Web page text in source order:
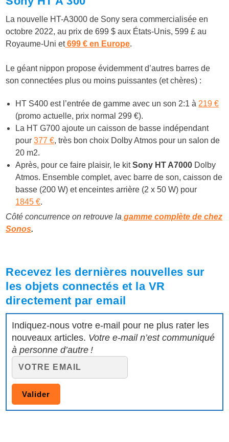
La nouvelle HT-A3000 de Sony sera commercialisée en
octobre 2022, au prix de 699 $ aux États-Unis, 599 £ au
Royaume-Uni et699 € en Europe.
Le géant nippon propose évidemment d’autres barres de
son connectées plus ou moins puissantes (et chères) :
HT S400 est l’entrée de gamme avec un son 2:1 à 219 €
(promo actuelle, prix normal 299 €).
La HT G700 ajoute un caisson de basse indépendant
pour377 €, très bon choix Dolby Atmos pour un salon de
20 m2.
Après, pour ce faire plaisir, le kitSony HT A7000 Dolby
Atmos. Ensemble complet, avec barre de son, caisson de
basse (200 W) et enceintes arrière (2 x 50 W) pour
1845 €.
Côté concurrence on retrouve la gamme complète de chez
Sonos.
Recevez les dernières nouvelles sur
les objets connectés et la VR
directement par email
Indiquez-nous votre e-mail pour ne plus rater les
nouveaux articles. Votre e-mail n’est communiqué
à personne d’autre !